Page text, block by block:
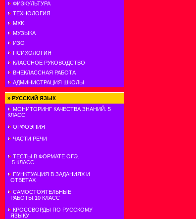
ФИЗКУЛЬТУРА
ТЕХНОЛОГИЯ
МХК
МУЗЫКА
ИЗО
ПСИХОЛОГИЯ
КЛАССНОЕ РУКОВОДСТВО
ВНЕКЛАССНАЯ РАБОТА
АДМИНИСТРАЦИЯ ШКОЛЫ
» РУССКИЙ ЯЗЫК
МОНИТОРИНГ КАЧЕСТВА ЗНАНИЙ. 5
КЛАСС
ОРФОЭПИЯ
ЧАСТИ РЕЧИ
ТЕСТЫ В ФОРМАТЕ ОГЭ.
5 КЛАСС
ПУНКТУАЦИЯ В ЗАДАНИЯХ И
ОТВЕТАХ
САМОСТОЯТЕЛЬНЫЕ
РАБОТЫ.10 КЛАСС
КРОССВОРДЫ ПО РУССКОМУ
ЯЗЫКУ